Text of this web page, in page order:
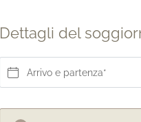
Dettagli del
Arrivo e partenza*